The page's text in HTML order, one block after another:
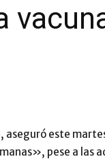
aseguró este
pese a las